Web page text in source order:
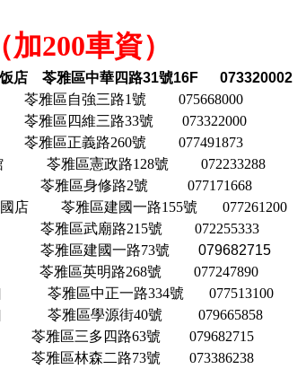
200車資）
店 苓雅區中華四路31號16F 073320002
苓雅區自強三路1號
075668000
苓雅區四維三路33號
073322000
苓雅區正義路260號
077491873
苓雅區憲政路128號
072233288
苓雅區身修路2號
077171668
國店 苓雅區建國一路155號 077261200
苓雅區武廟路215號
072255333
苓雅區建國一路73號
079682715
苓雅區英明路268號
077247890
苓雅區中正一路334號
077513100
苓雅區學源街40號
079665858
苓雅區三多四路63號
079682715
苓雅區林森二路73號 073386238